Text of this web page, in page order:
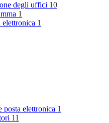
degli uffici 10
1
elettronica 1
posta elettronica 1
11